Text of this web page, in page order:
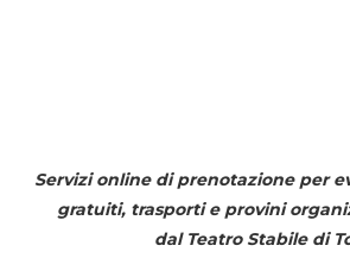
Servizi online di prenotazione per
gratuiti, trasporti e provini
dal Teatro Stabile di